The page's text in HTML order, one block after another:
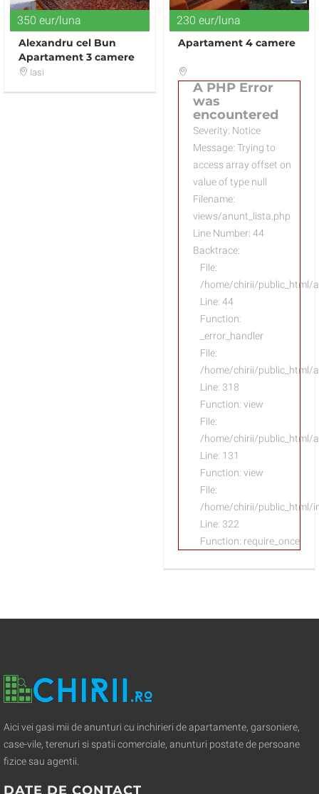
350 eur/luna
Alexandru cel Bun
Apartament 3 camere
decomandat
Iasi
230 eur/luna
Apartament 4 camere
A PHP Error
was
encountered
Severity: Notice
Message: Trying to
access array offset on
value of type null
Filename:
views/anunt_lista.php
Line Number: 44
Backtrace:
File:
/home/chirii/public_html/
Line: 44
Function:
_error_handler
File:
/home/chirii/public_html/
Line: 318
Function: view
File:
/home/chirii/public_html/
Line: 131
Function: view
File:
/home/chirii/public_html/
Line: 322
Function: require_once
Aici vei gasi mii de anunturi cu inchirieri de apartamente, garsoniere,
case-vile, terenuri si spatii comerciale, anunturi postate de persoane
fizice sau agentii.
DATE DE CONTACT